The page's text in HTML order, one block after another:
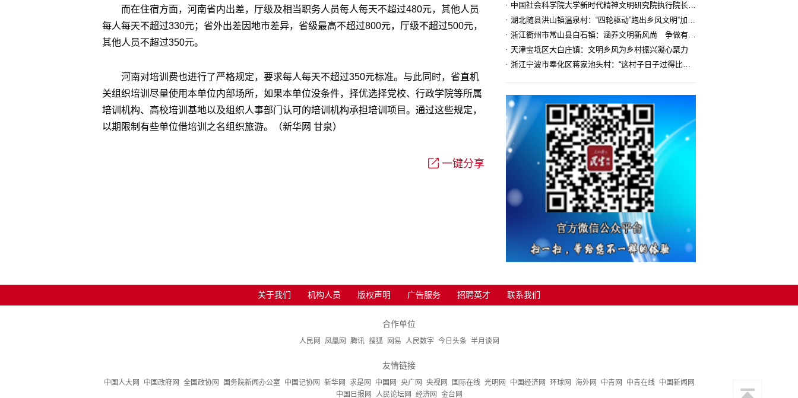
而在住宿方面，河南省内出差，厅级及相当职务人员每人每天不超过480元，其他人员
每人每天不超过330元；省外出差因地市差异，省级最高不超过800元，厅级不超过500元，
其他人员不超过350元。
河南对培训费也进行了严格规定，要求每人每天不超过350元标准。与此同时，省直机
关组织培训尽量使用本单位内部场所，如果本单位没条件，择优选择党校、行政学院等所属
培训机构、高校培训基地以及组织人事部门认可的培训机构承担培训项目。通过这些规定，
以期限制有些单位借培训之名组织旅游。（新华网 甘泉）
一键分享
中国社会科学院大学新时代精神文明研究院执行院长王维国：文明村镇创建为乡村注入持久发展动力
湖北随县洪山镇温泉村：“四轮驱动”跑出乡风文明“加速度”
浙江衢州市常山县白石镇：涵养文明新风尚 争做有礼白石人
天津宝坻区大白庄镇：文明乡风为乡村振兴凝心聚力
浙江宁波市奉化区蒋家池头村：“这村子日子过得比城里还舒心”
关于我们 机构人员 版权声明 广告服务 招聘英才 联系我们
合作单位
人民网 凤凰网 腾讯 搜狐 网易 人民数字 今日头条 半月谈网
友情链接
中国人大网 中国政府网 全国政协网 国务院新闻办公室 中国记协网 新华网 求是网 中国网 央广网 央视网 国际在线 光明网 中国经济网 环球网 海外网 中青网 中青在线
中国新闻网
中国日报网
人民论坛网 经济网 金台网